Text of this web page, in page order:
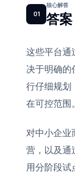
01
核心解答
答案
这些平台通
决于明确的
行仔细规划
在可控范围。
对中小企业
营，以及通
用分阶段试